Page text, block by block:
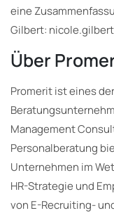
eine
Gilbert:
Über
Promerit ist eines
Management
Personalberatung
Unternehmen im
HR-Strategie und
von E-Recruiting-